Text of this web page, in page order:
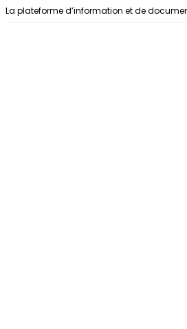
Aller au contenu
La plateforme d’information et de